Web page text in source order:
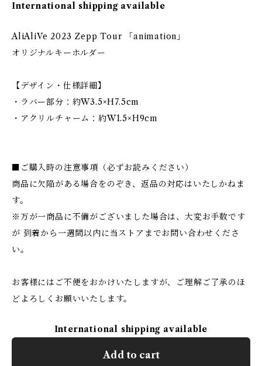
International shipping available
AliAliVe 2023 Zepp Tour 「animation」
オリジナルキーホルダー
【デザイン・仕様詳細】
・ラバー部分：約W3.5×H7.5cm
・アクリルチャーム：約W1.5×H9cm
■ご購入時の注意事項（必ずお読みください）
商品に欠陥がある場合をのぞき、返品の対応はいたしかねま
す。
※万が一商品に不備がございました場合は、大変お手数です
が 到着から一週間以内に当ストアまでお問い合わせくださ
い。
お客様にはご不便をおかけいたしますが、ご理解ご了承のほ
どよろしくお願いいたします。
International shipping available
Add to cart